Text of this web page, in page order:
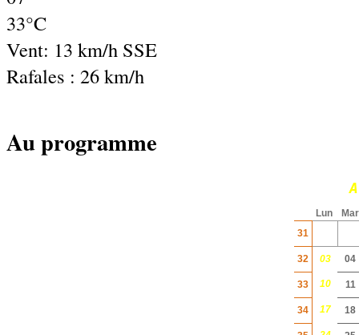
33°C
Vent: 13 km/h SSE
Rafales : 26 km/h
Au programme
Lun
Mar
31
32 03 04
33 10 11
34 17 18